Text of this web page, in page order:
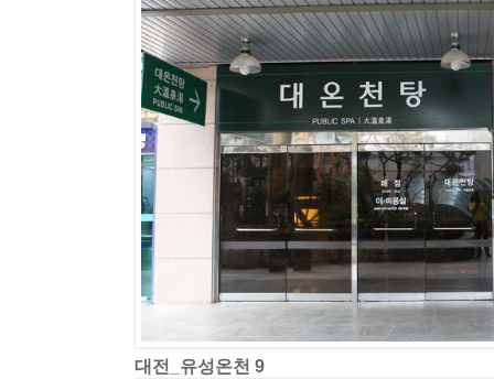
대전_유성온천 9